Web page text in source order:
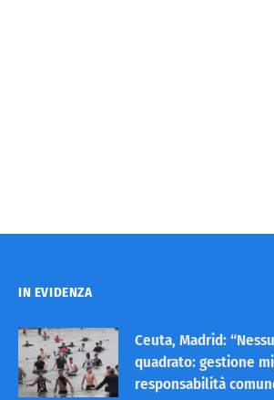
IN EVIDENZA
Ceuta, Madrid:
quadrato: gestione
responsabilità